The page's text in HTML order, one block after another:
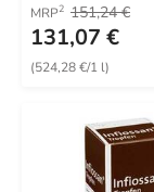
MRP2 151,24 €
131,07 €
(524,28 €/1 l)